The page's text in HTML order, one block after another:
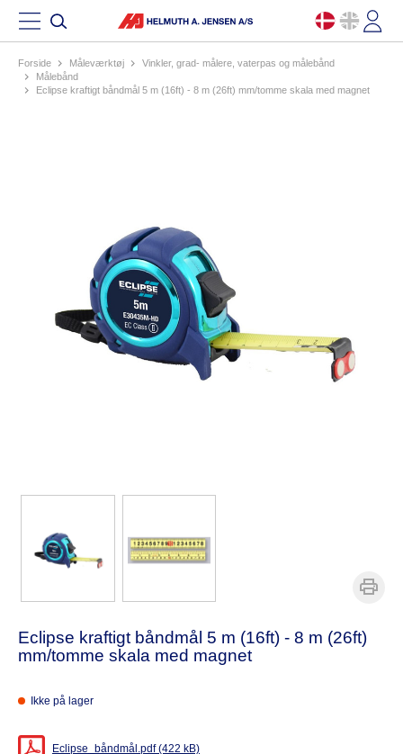
Forside måleværktøj
vinkler, grad- målere, vaterpas og målebånd
målebånd
eclipse kraftigt båndmål 5 m (16ft) - 8 m (26ft) mm/tomme skala med magnet
Eclipse kraftigt båndmål 5 m (16ft) - 8 m (26ft)
mm/tomme skala med magnet
Ikke på lager
Eclipse_båndmål.pdf (422 kB)